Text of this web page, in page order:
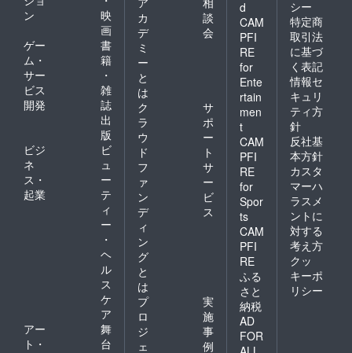
ン
映
画
ゲー
ム・
サー
ビス
開発
書
籍
・
雑
誌
出
版
ビジ
ネ
ス・
起業
ビ
ュ
ー
テ
ィ
ー
・
ヘ
ル
ス
ケ
ア
アー
ト・
舞
台
カ
デ
ミ
ー
と
は
談
会
ク
ラ
ウ
ド
フ
ァ
ン
デ
ィ
ン
グ
と
は
サ
ポ
ー
ト
サ
ー
ビ
ス
プ
ロ
ジ
ェ
実
施
事
例
d
CAM
PFI
RE
for
Ente
rtain
men
t
CAM
PFI
RE
for
Spor
ts
CAM
PFI
RE
ふる
さと
納税
AD
FOR
シー
特定商
取引法
に基づ
く表記
情報セ
キュリ
ティ方
針
反社基
本方針
カスタ
マーハ
ラスメ
ントに
対する
考え方
クッ
キーポ
リシー